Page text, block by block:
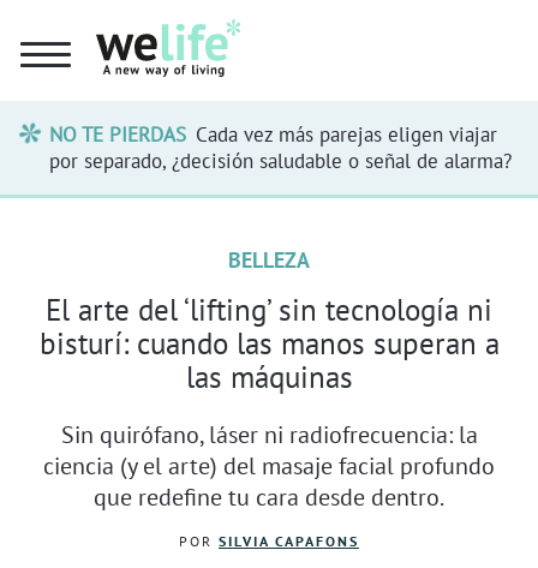
NO TE PIERDAS Cada vez más parejas eligen viajar
por separado, ¿decisión saludable o señal de alarma?
BELLEZA
El arte del ‘lifting’ sin tecnología ni
bisturí: cuando las manos superan a
las máquinas
Sin quirófano, láser ni radiofrecuencia: la
ciencia (y el arte) del masaje facial profundo
que redefine tu cara desde dentro.
POR SILVIA CAPAFONS